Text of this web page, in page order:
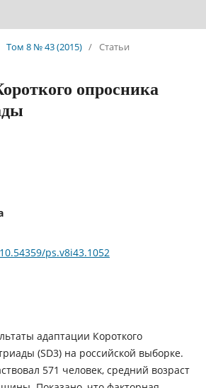
Том 8 № 43 (2015) / Статьи
опросника
ps.v8i43.1052
адаптации Короткого
(SD3) на российской выборке.
571 человек, средний возраст